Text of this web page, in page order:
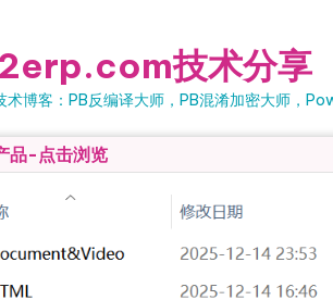
技术分享
术博客：PB反编译大师，PB混淆加密大师，
品-点击浏览